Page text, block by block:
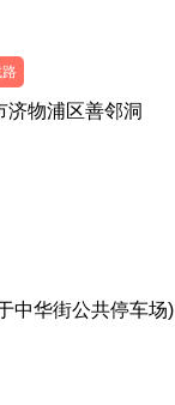
路
济物浦区善邻洞
中华街公共停车场)